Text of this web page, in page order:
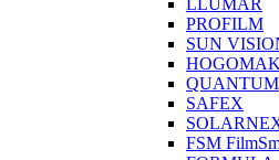
LLUMAR
PROFILM
SUN
QUANTUM
SAFEX
FSM